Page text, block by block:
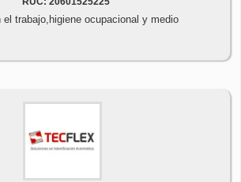
trabajo,higiene ocupacional y medio